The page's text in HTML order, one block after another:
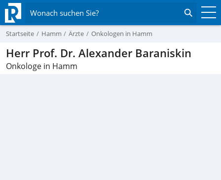
Wonach suchen Sie?
Startseite Hamm Ärzte Onkologen in Hamm
Herr Prof. Dr. Alexander Baraniskin
Onkologe in Hamm